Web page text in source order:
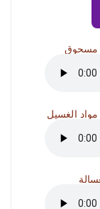
مسحوق
الغسيل